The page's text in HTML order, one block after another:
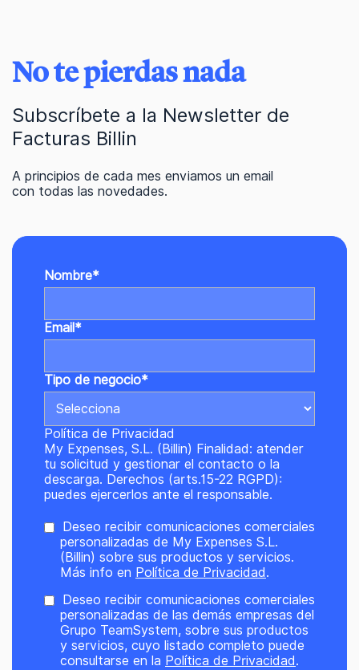
No te pierdas nada
Subscríbete a la Newsletter de
Facturas Billin
A principios de cada mes enviamos un email
con todas las novedades.
Nombre*
Email *
Tipo de negocio*
Política de Privacidad
My Expenses, S.L. (Billin) Finalidad: atender
tu solicitud y gestionar el contacto o la
descarga. Derechos (arts.15-22 RGPD):
puedes ejercerlos ante el responsable.
Deseo recibir comunicaciones comerciales
personalizadas de My Expenses S.L.
(Billin) sobre sus productos y servicios.
Más info en Política de Privacidad .
Deseo recibir comunicaciones comerciales
personalizadas de las demás empresas del
Grupo TeamSystem, sobre sus productos
y servicios, cuyo listado completo puede
consultarse en la Política de Privacidad .